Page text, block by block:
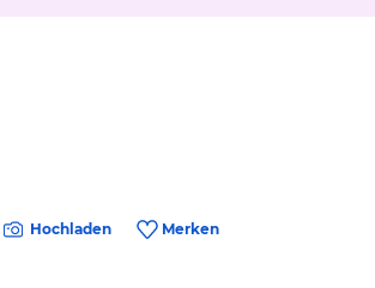
Hochladen Merken